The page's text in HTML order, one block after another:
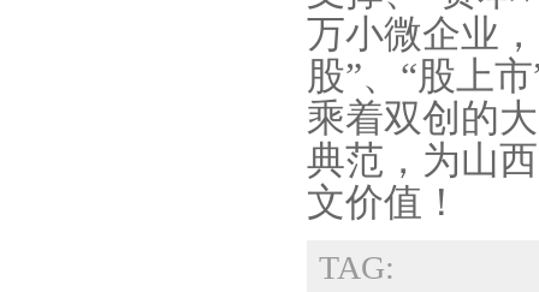
万小微企业
股”、“股上
乘着双创的
典范，为山
文价值！
TAG: